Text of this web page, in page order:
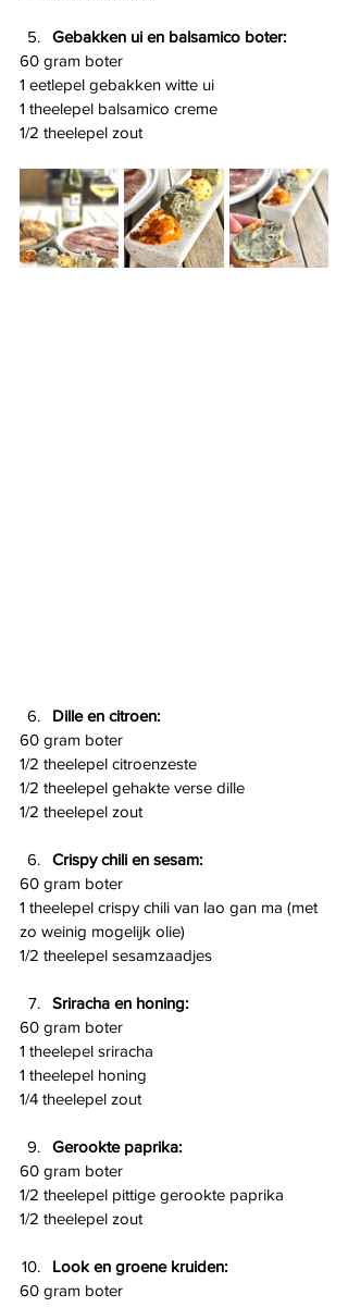
Gebakken ui en balsamico boter:
60 gram boter
1 eetlepel gebakken witte ui
1 theelepel balsamico creme
1/2 theelepel zout
Dille en citroen:
60 gram boter
1/2 theelepel citroenzeste
1/2 theelepel gehakte verse dille
1/2 theelepel zout
Crispy chili en sesam:
60 gram boter
1 theelepel crispy chili van lao gan ma (met
zo weinig mogelijk olie)
1/2 theelepel sesamzaadjes
Sriracha en honing:
60 gram boter
1 theelepel sriracha
1 theelepel honing
1/4 theelepel zout
Gerookte paprika:
60 gram boter
1/2 theelepel pittige gerookte paprika
1/2 theelepel zout
Look en groene kruiden:
60 gram boter